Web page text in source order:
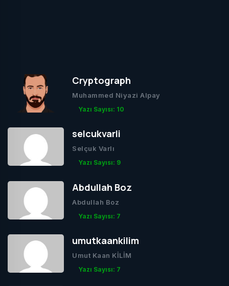
Cryptograph
Muhammed Niyazi Alpay
Yazı Sayısı: 10
selcukvarli
Selçuk Varlı
Yazı Sayısı: 9
Abdullah Boz
Abdullah Boz
Yazı Sayısı: 7
umutkaankilim
Umut Kaan KİLİM
Yazı Sayısı: 7